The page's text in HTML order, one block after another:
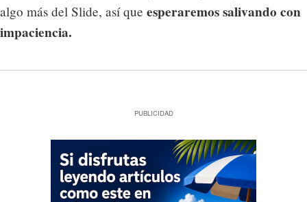
algo más del Slide, así que esperaremos salivando con
impaciencia.
PUBLICIDAD